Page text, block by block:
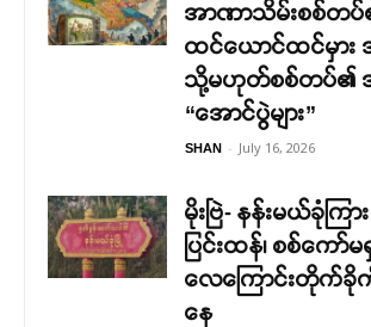
အာဏာသိမ်းစစ်တပ်
ထင်ယောင်ထင်မှာ
သို့မဟုတ်စစ်တပ်၏
“အောင်ပွဲများ”
SHAN - July 16, 2026
မိုးဗြဲ- နန်းမယ်ခုံကြ
ပြင်းထန်၊ စစ်ကော်
လေကြောင်းတိုက်ခို
နေ